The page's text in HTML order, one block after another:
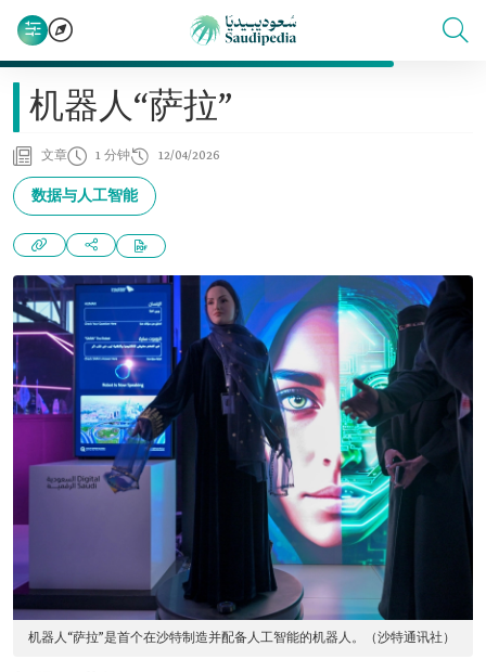
机器人“萨拉”
文章 1 分钟 12/04/2026
数据与人工智能
机器人“萨拉”是首个在沙特制造并配备人工智能的机器人。（沙特通讯社）